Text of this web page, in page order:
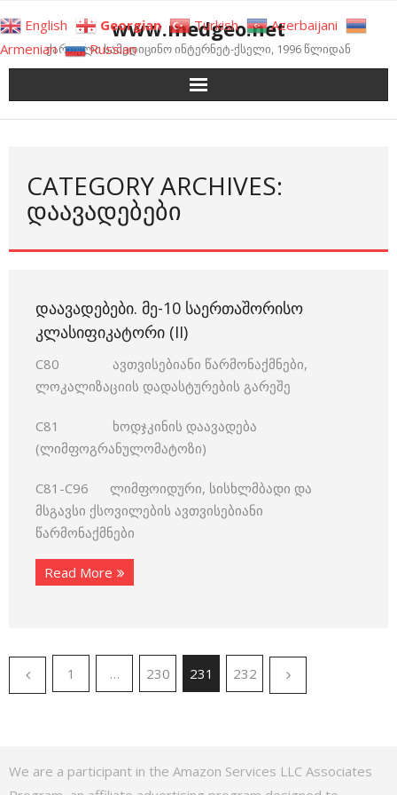
to
content
www.medgeo.net
ქართული სამედიცინო ინტერნეტ-ქსელი, 1996 წლიდან
CATEGORY ARCHIVES:
ᲓᲐᲐᲕᲐᲓᲔᲑᲔᲑᲘ
ᲓᲐᲐᲕᲐᲓᲔᲑᲔᲑᲘ. ᲛᲔ-10 ᲡᲐᲔᲠᲗᲐᲨᲝᲠᲘᲡᲝ
ᲙᲚᲐᲡᲘᲤᲘᲙᲐᲢᲝᲠᲘ (II)
C80 ავთვისებიანი წარმონაქმნები,
ლოკალიზაციის დადასტურების გარეშე
C81 ხოდჯკინის დაავადება
(ლიმფოგრანულომატოზი)
C81-C96 ლიმფოიდური, სისხლმბადი და
მსგავსი ქსოვილების ავთვისებიანი
წარმონაქმნები
Read More
1 … 230 231 232
We are a participant in the Amazon Services LLC Associates
English Georgian Turkish
Azerbaijani
Armenian
Russian